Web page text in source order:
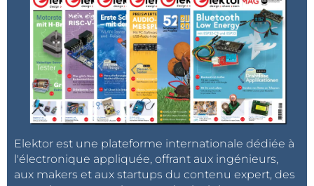
Elektor est une plateforme internationale dédiée à
l'électronique appliquée, offrant aux ingénieurs,
aux makers et aux startups du contenu expert, des